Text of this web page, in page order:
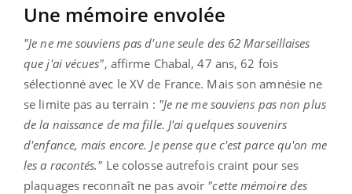
Une mémoire envolée
"Je ne me souviens pas d'une seule des 62 Marseillaises
que j'ai vécues", affirme Chabal, 47 ans, 62 fois
sélectionné avec le XV de France. Mais son amnésie ne
se limite pas au terrain : "Je ne me souviens pas non plus
de la naissance de ma fille. J'ai quelques souvenirs
d'enfance, mais encore. Je pense que c'est parce qu'on me
les a racontés." Le colosse autrefois craint pour ses
plaquages reconnaît ne pas avoir "cette mémoire des